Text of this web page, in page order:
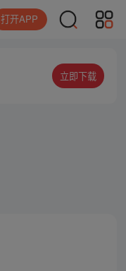
打开APP
立即下载